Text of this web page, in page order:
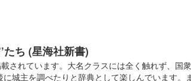
たち (星海社新書)
されています。大名クラスには全く触れず、国
城主を調べたりと辞典として楽しんでいます